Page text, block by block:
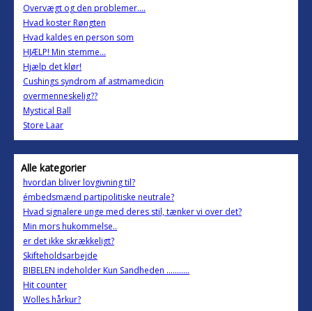
Overvægt og den problemer....
Hvad koster Røngten
Hvad kaldes en person som
HJÆLP! Min stemme...
Hjælp det klør!
Cushings syndrom af astmamedicin
overmenneskelig??
Mystical Ball
Store Laar
Alle kategorier
hvordan bliver lovgivning til?
émbedsmænd partipolitiske neutrale?
Hvad signalere unge med deres stil, tænker vi over det?
Min mors hukommelse..
er det ikke skrækkeligt?
Skifteholdsarbejde
BIBELEN indeholder Kun Sandheden ...........
Hit counter
Wolles hårkur?